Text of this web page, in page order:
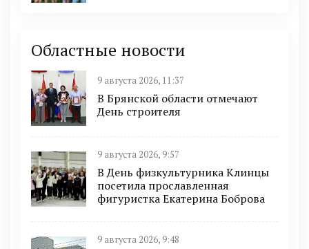
Областные новости
9 августа 2026, 11:37
В Брянской области отмечают
День строителя
9 августа 2026, 9:57
В День физкультурника Клинцы
посетила прославленная
фигуристка Екатерина Боброва
9 августа 2026, 9:48